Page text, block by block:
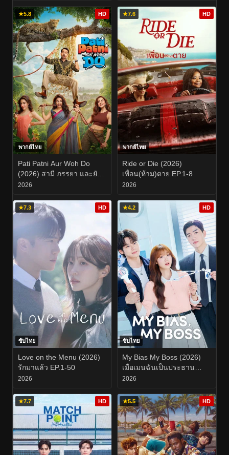
★5.8 HD
พากย์ไทย
Pati Patni Aur Woh Do
(2026) สามี ภรรยา และยัย
สองสาวตัวป่วน
2026
★7.6 HD
พากย์ไทย
Ride or Die (2026)
เพื่อน(ห้าม)ตาย EP.1-8
2026
★7.3 HD
ซับไทย
Love on the Menu (2026)
รักมาแล้ว EP.1-50
2026
★4.2 HD
ซับไทย
My Bias My Boss (2026)
เมื่อเมนฉันเป็นประธาน
บริษัท EP.1-12
2026
★7.7 HD ★5.5 HD